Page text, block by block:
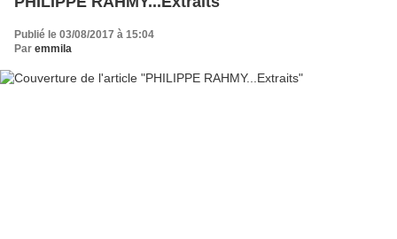
Publié le 03/08/2017 à 15:04
Par emmila